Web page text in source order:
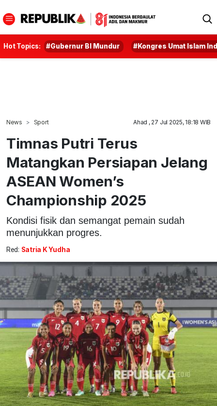
Hot Topics: #Gubernur BI Mundur #Kongres Umat Islam
News Sport Ahad , 27 Jul 2025, 18:18 WIB
Timnas Putri Terus
Matangkan Persiapan Jelang
ASEAN Women’s
Championship 2025
Kondisi fisik dan semangat pemain sudah
menunjukkan progres.
Red: Satria K Yudha